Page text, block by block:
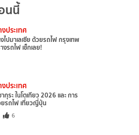
นนี้
ประเทศ
ไปมาเลเซีย ด้วยรถไฟ กรุงเทพ
งรถไฟ เช็กเลย!
ประเทศ
กุระ ในโตเกียว 2026 และ การ
ยรถไฟ เที่ยวญี่ปุ่น
6